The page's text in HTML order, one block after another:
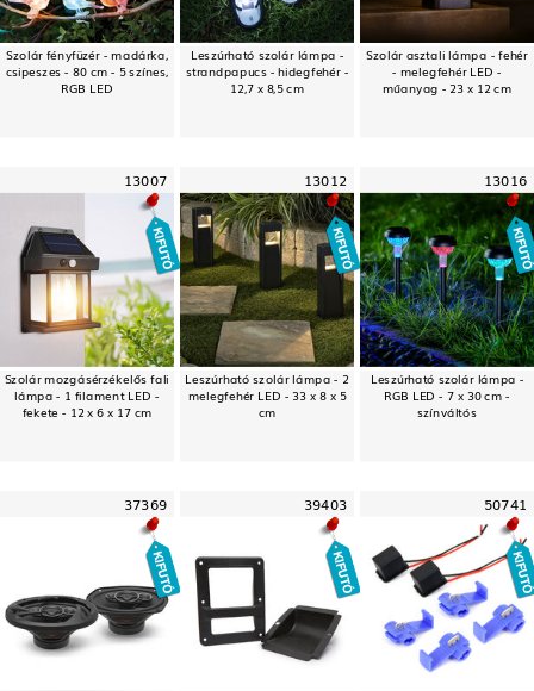
Szolár fényfüzér - madárka,
csipeszes - 80 cm - 5 színes,
RGB LED
Leszúrható szolár lámpa -
strandpapucs - hidegfehér -
12,7 x 8,5 cm
Szolár asztali lámpa - fehér
- melegfehér LED -
műanyag - 23 x 12 cm
13007
Szolár mozgásérzékelős fali
lámpa - 1 filament LED -
fekete - 12 x 6 x 17 cm
13012
Leszúrható szolár lámpa - 2
melegfehér LED - 33 x 8 x 5
cm
13016
Leszúrható szolár lámpa -
RGB LED - 7 x 30 cm -
színváltós
37369 39403 50741